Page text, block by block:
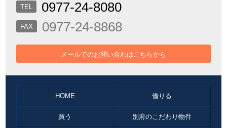
TEL 0977-24-8080
FAX 0977-24-8868
メールでのお問い合わはこちらから
HOME 借りる
買う 別府のこだわり物件